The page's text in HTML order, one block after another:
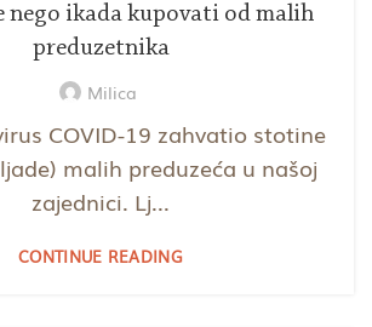
nego ikada kupovati od malih
preduzetnika
Milica
COVID-19 zahvatio stotine
malih preduzeća u našoj
zajednici. Lj...
CONTINUE READING